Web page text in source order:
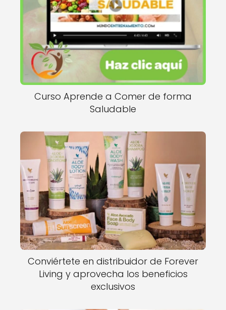
Curso Aprende a Comer de forma
Saludable
Conviértete en distribuidor de Forever
Living y aprovecha los beneficios
exclusivos